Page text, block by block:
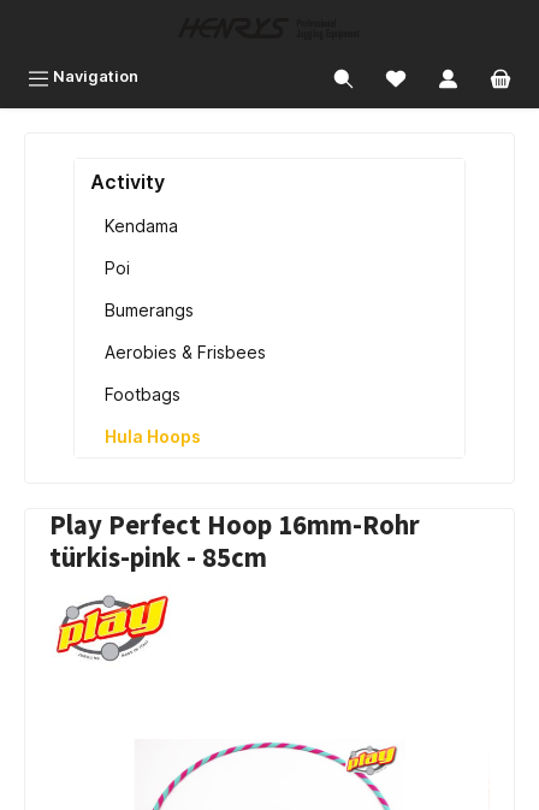
Navigation
Activity
Kendama
Poi
Bumerangs
Aerobies & Frisbees
Footbags
Hula Hoops
Play Perfect Hoop 16mm-Rohr
türkis-pink - 85cm